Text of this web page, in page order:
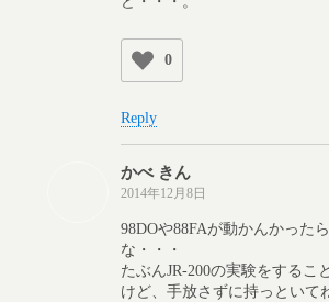
0
Reply
かべ きん
2014年12月8日
98DOや88FAが動かんかった
な・・・
たぶんJR-200の実験をするこ
けど、手放さずに持っといて